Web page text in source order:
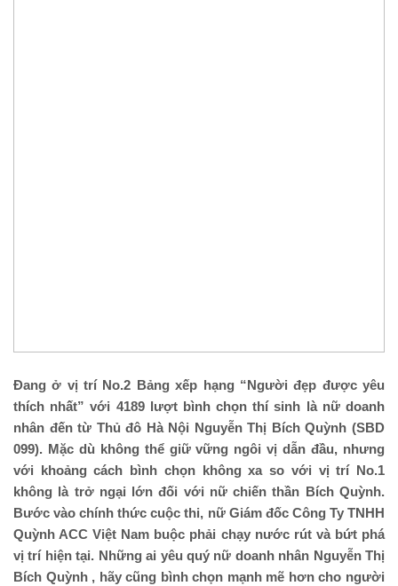
Đang ở vị trí No.2 Bảng xếp hạng “Người đẹp được yêu
thích nhất” với 4189 lượt bình chọn thí sinh là nữ doanh
nhân đến từ Thủ đô Hà Nội Nguyễn Thị Bích Quỳnh (SBD
099). Mặc dù không thể giữ vững ngôi vị dẫn đầu, nhưng
với khoảng cách bình chọn không xa so với vị trí No.1
không là trở ngại lớn đối với nữ chiến thần Bích Quỳnh.
Bước vào chính thức cuộc thi, nữ Giám đốc Công Ty TNHH
Quỳnh ACC Việt Nam buộc phải chạy nước rút và bứt phá
vị trí hiện tại. Những ai yêu quý nữ doanh nhân Nguyễn Thị
Bích Quỳnh , hãy cũng bình chọn mạnh mẽ hơn cho người